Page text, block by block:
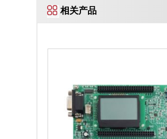
相关产品